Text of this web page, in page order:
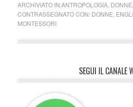
ARCHIVIATO IN:ANTROPOLOGIA, DONNE
CONTRASSEGNATO CON: DONNE
MONTESSORI
SEGUI IL CANALE